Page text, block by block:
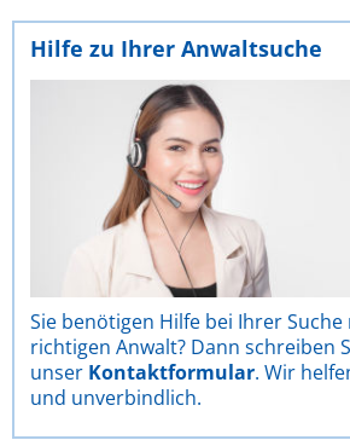
Hilfe zu Ihrer Anwaltsuche
Sie benötigen Hilfe bei Ihrer Suche
richtigen Anwalt? Dann schreiben
unser Kontaktformular. Wir
und unverbindlich.